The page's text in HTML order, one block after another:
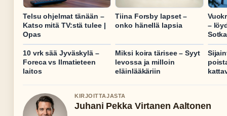
Telsu ohjelmat tänään –
Katso mitä TV:stä tulee |
Opas
Tiina Forsby lapset –
onko hänellä lapsia
–
10 vrk sää Jyväskylä –
Foreca vs Ilmatieteen
laitos
Miksi koira tärisee – Syyt
levossa ja milloin
eläinlääkäriin
KIRJOITTAJASTA
Juhani Pekka Virtanen Aaltonen